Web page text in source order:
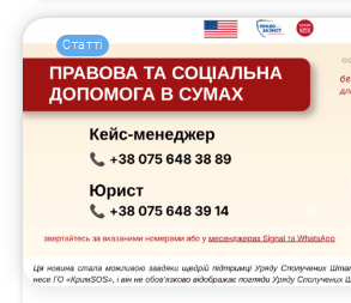
Статті